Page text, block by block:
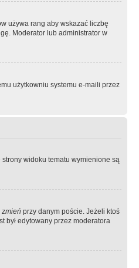
używa rang aby wskazać liczbę
Moderator lub administrator w
użytkowniu systemu e-maili przez
widoku tematu wymienione są
zmień przy danym poście. Jeżeli ktoś
był edytowany przez moderatora